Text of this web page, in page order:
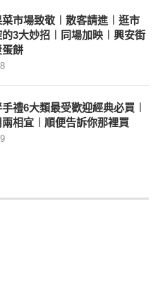
市場致敬︱散客請進︱逛市
3大妙招︱同場加映︱興安街
蛋餅
禮6大類最受歡迎經典必買︱
相宜︱順便告訴你那裡買